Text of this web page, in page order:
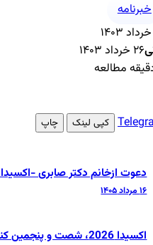
خبرنامه
۲۶ خرداد ۱۴۰۳
کپی لینک چاپ
دعوت ازخانم دکتر صابری -اکسیدا ۲۰۲۶- شصت و پنجمین کنگره بین‌المللی جامعه دندانپزشکی
۱۶ مرداد ۱۴۰۵
اکسیدا 2026، شصت و پنجمین کنگره بین المللی جامعه دندانپزشکی ایران